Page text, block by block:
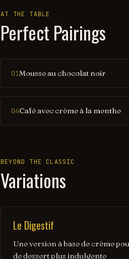
AT THE TABLE
Perfect Pairings
01Mousse au chocolat noir
04Café avec crème à la menthe
BEYOND THE CLASSIC
Variations
Le Digestif
Une version à base de crème
de dessert plus indulgente